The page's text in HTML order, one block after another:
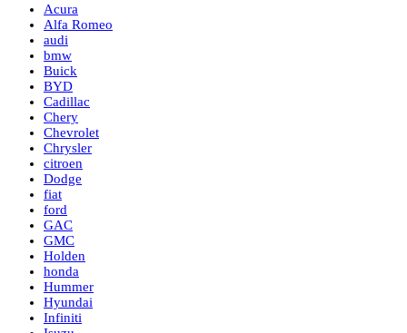
Acura
Alfa Romeo
audi
bmw
Buick
BYD
Cadillac
Chery
Chevrolet
Chrysler
citroen
Dodge
fiat
ford
GAC
GMC
Holden
honda
Hummer
Hyundai
Infiniti